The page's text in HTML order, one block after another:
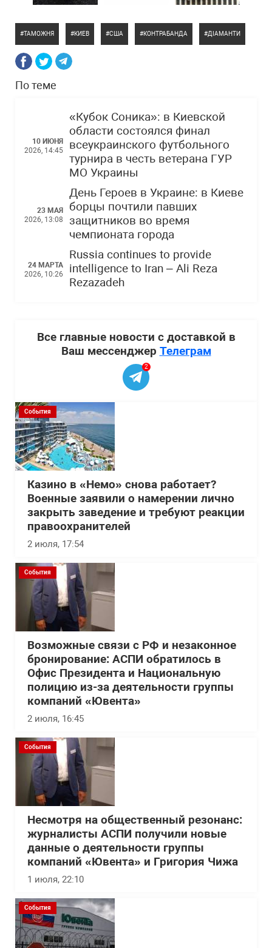
ТАМОЖНЯ КИЕВ США КОНТРАБАНДА ДІАМАНТИ
По теме
10 ИЮНЯ
2026, 14:45
«Кубок Соника»: в Киевской
области состоялся финал
всеукраинского футбольного
турнира в честь ветерана ГУР
МО Украины
23 МАЯ
2026, 13:08
День Героев в Украине: в Киеве
борцы почтили павших
защитников во время
чемпионата города
24 МАРТА
2026, 10:26
Russia continues to provide
intelligence to Iran – Ali Reza
Rezazadeh
Все главные новости с доставкой в
Ваш мессенджер Телеграм
2
События
Казино в «Немо» снова работает?
Военные заявили о намерении лично
закрыть заведение и требуют реакции
правоохранителей
2 июля, 17:54
События
Возможные связи с РФ и незаконное
бронирование: АСПИ обратилось в
Офис Президента и Национальную
полицию из-за деятельности группы
компаний «Ювента»
2 июля, 16:45
События
Несмотря на общественный резонанс:
журналисты АСПИ получили новые
данные о деятельности группы
компаний «Ювента» и Григория Чижа
1 июля, 22:10
События